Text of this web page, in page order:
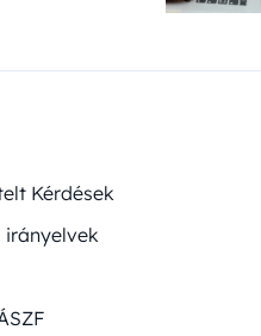
Kérdések
irányelvek